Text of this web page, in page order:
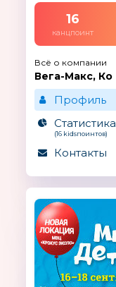
16
канцпоинт
Всё о компании
Вега-Макс, Ко
Профиль
Статистика
(16 kidsпоинтов)
Контакты